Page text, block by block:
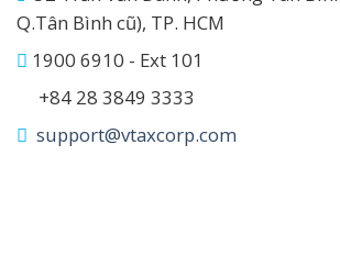
Q.Tân Bình cũ), TP. HCM
1900 6910 - Ext 101
+84 28 3849 3333
support@vtaxcorp.com